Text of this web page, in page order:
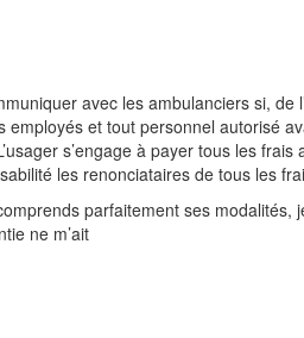
avec les ambulanciers si, de
employés et tout personnel autorisé
s’engage à payer tous les
les renonciataires de tous les
parfaitement ses modalités,
ne m’ait